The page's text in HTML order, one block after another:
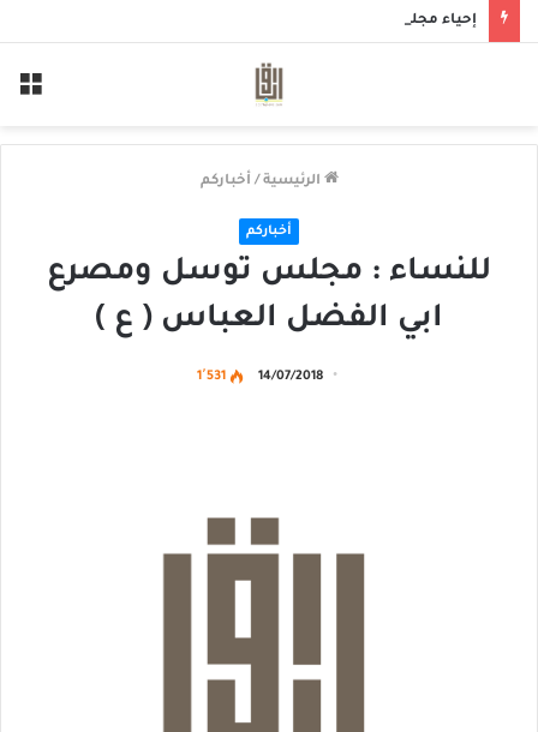
إحياء مجلس حسيني بمأتم الحاج أحمد منصور الخميس
الرئيسية / أخباركم
أخباركم
للنساء : مجلس توسل ومصرع
ابي الفضل العباس ( ع )
14/07/2018 1٬531